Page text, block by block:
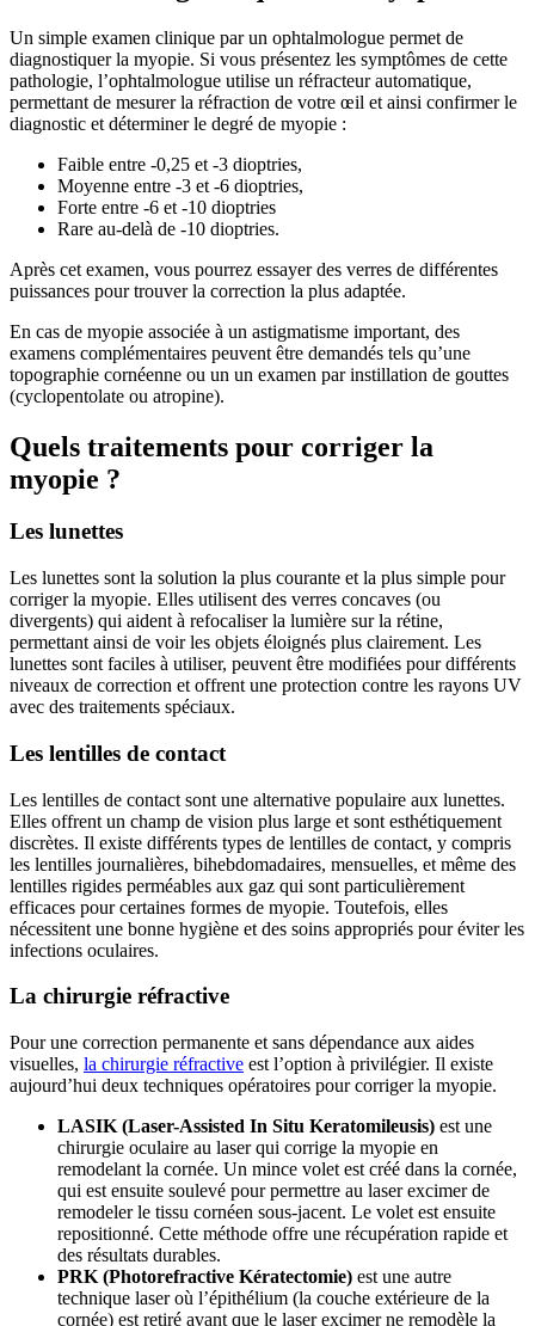
Un simple examen clinique par un ophtalmologue permet de
diagnostiquer la myopie. Si vous présentez les symptômes de cette
pathologie, l’ophtalmologue utilise un réfracteur automatique,
permettant de mesurer la réfraction de votre œil et ainsi confirmer le
diagnostic et déterminer le degré de myopie :
Faible entre -0,25 et -3 dioptries,
Moyenne entre -3 et -6 dioptries,
Forte entre -6 et -10 dioptries
Rare au-delà de -10 dioptries.
Après cet examen, vous pourrez essayer des verres de différentes
puissances pour trouver la correction la plus adaptée.
En cas de myopie associée à un astigmatisme important, des
examens complémentaires peuvent être demandés tels qu’une
topographie cornéenne ou un un examen par instillation de gouttes
(cyclopentolate ou atropine).
Quels traitements pour corriger la
myopie ?
Les lunettes
Les lunettes sont la solution la plus courante et la plus simple pour
corriger la myopie. Elles utilisent des verres concaves (ou
divergents) qui aident à refocaliser la lumière sur la rétine,
permettant ainsi de voir les objets éloignés plus clairement. Les
lunettes sont faciles à utiliser, peuvent être modifiées pour différents
niveaux de correction et offrent une protection contre les rayons UV
avec des traitements spéciaux.
Les lentilles de contact
Les lentilles de contact sont une alternative populaire aux lunettes.
Elles offrent un champ de vision plus large et sont esthétiquement
discrètes. Il existe différents types de lentilles de contact, y compris
les lentilles journalières, bihebdomadaires, mensuelles, et même des
lentilles rigides perméables aux gaz qui sont particulièrement
efficaces pour certaines formes de myopie. Toutefois, elles
nécessitent une bonne hygiène et des soins appropriés pour éviter les
infections oculaires.
La chirurgie réfractive
Pour une correction permanente et sans dépendance aux aides
visuelles, la chirurgie réfractive est l’option à privilégier. Il existe
aujourd’hui deux techniques opératoires pour corriger la myopie.
LASIK (Laser-Assisted In Situ Keratomileusis) est une
chirurgie oculaire au laser qui corrige la myopie en
remodelant la cornée. Un mince volet est créé dans la cornée,
qui est ensuite soulevé pour permettre au laser excimer de
remodeler le tissu cornéen sous-jacent. Le volet est ensuite
repositionné. Cette méthode offre une récupération rapide et
des résultats durables.
PRK (Photorefractive Kératectomie) est une autre
technique laser où l’épithélium (la couche extérieure de la
cornée) est retiré avant que le laser excimer ne remodèle la